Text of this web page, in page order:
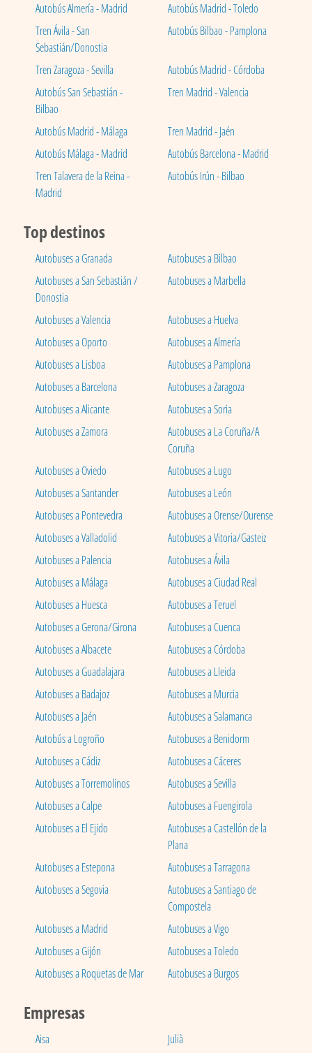
Autobús Almería - Madrid
Autobús Madrid - Toledo
Tren Ávila - San
Sebastián/Donostia
Autobús Bilbao - Pamplona
Tren Zaragoza - Sevilla
Autobús Madrid - Córdoba
Autobús San Sebastián -
Bilbao
Tren Madrid - Valencia
Autobús Madrid - Málaga
Tren Madrid - Jaén
Autobús Málaga - Madrid
Autobús Barcelona - Madrid
Tren Talavera de la Reina -
Madrid
Autobús Irún - Bilbao
Top destinos
Autobuses a Granada
Autobuses a Bilbao
Autobuses a San Sebastián /
Donostia
Autobuses a Marbella
Autobuses a Valencia
Autobuses a Huelva
Autobuses a Oporto
Autobuses a Almería
Autobuses a Lisboa
Autobuses a Pamplona
Autobuses a Barcelona
Autobuses a Zaragoza
Autobuses a Alicante
Autobuses a Soria
Autobuses a Zamora
Autobuses a La Coruña/A
Coruña
Autobuses a Oviedo
Autobuses a Lugo
Autobuses a Santander
Autobuses a León
Autobuses a Pontevedra
Autobuses a Orense/Ourense
Autobuses a Valladolid
Autobuses a Vitoria/Gasteiz
Autobuses a Palencia
Autobuses a Ávila
Autobuses a Málaga
Autobuses a Ciudad Real
Autobuses a Huesca
Autobuses a Teruel
Autobuses a Gerona/Girona
Autobuses a Cuenca
Autobuses a Albacete
Autobuses a Córdoba
Autobuses a Guadalajara
Autobuses a Lleida
Autobuses a Badajoz
Autobuses a Murcia
Autobuses a Jaén
Autobuses a Salamanca
Autobús a Logroño
Autobuses a Benidorm
Autobuses a Cádiz
Autobuses a Cáceres
Autobuses a Torremolinos
Autobuses a Sevilla
Autobuses a Calpe
Autobuses a Fuengirola
Autobuses a El Ejido
Autobuses a Castellón de la
Plana
Autobuses a Estepona
Autobuses a Tarragona
Autobuses a Segovia
Autobuses a Santiago de
Compostela
Autobuses a Madrid
Autobuses a Vigo
Autobuses a Gijón
Autobuses a Toledo
Autobuses a Roquetas de Mar
Autobuses a Burgos
Empresas
Aisa
Julià